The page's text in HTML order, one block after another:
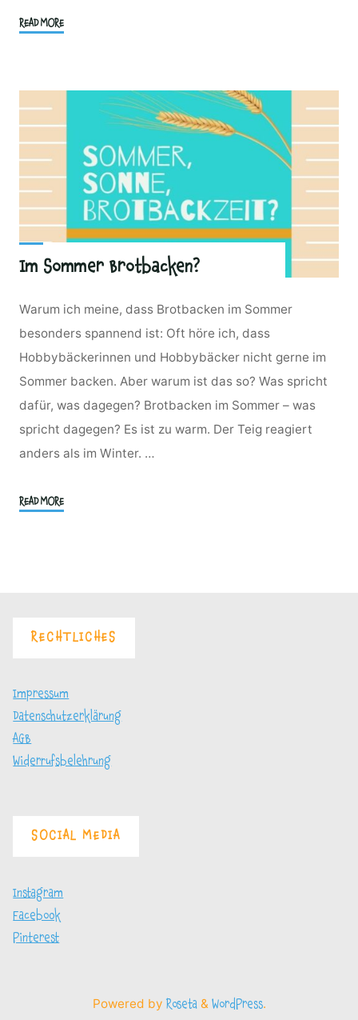
READ MORE"Spezialkurs
Baguette,
Ciabatta,
Sauerteig
Sauerteigbrote"
Im Sommer Brotbacken?
Warum ich meine, dass Brotbacken im Sommer
besonders spannend ist: Oft höre ich, dass
Hobbybäckerinnen und Hobbybäcker nicht gerne im
Sommer backen. Aber warum ist das so? Was spricht
dafür, was dagegen? Brotbacken im Sommer – was
spricht dagegen? Es ist zu warm. Der Teig reagiert
anders als im Winter. …
READ MORE"Im
RECHTLICHES
Impressum
Datenschutzerklärung
AGB
Widerrufsbelehrung
SOCIAL MEDIA
Instagram
Facebook
Pinterest
Powered by Roseta& WordPress.